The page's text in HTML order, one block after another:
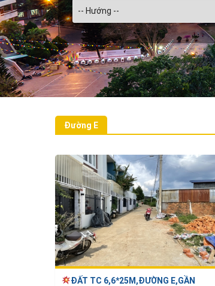
Đường E
ĐẤT TC 6,6*25M,ĐƯỜNG E,GẦN